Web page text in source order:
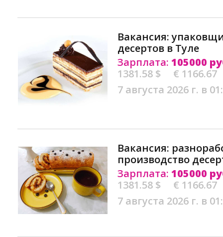
Вакансия:
десертов в Туле
Зарплата: 105000
1381.58 $
€ 1166.67
7 августа 2026 г. в
Вакансия:
производство
Зарплата: 105000
1381.58 $
€ 1166.67
7 августа 2026 г. в